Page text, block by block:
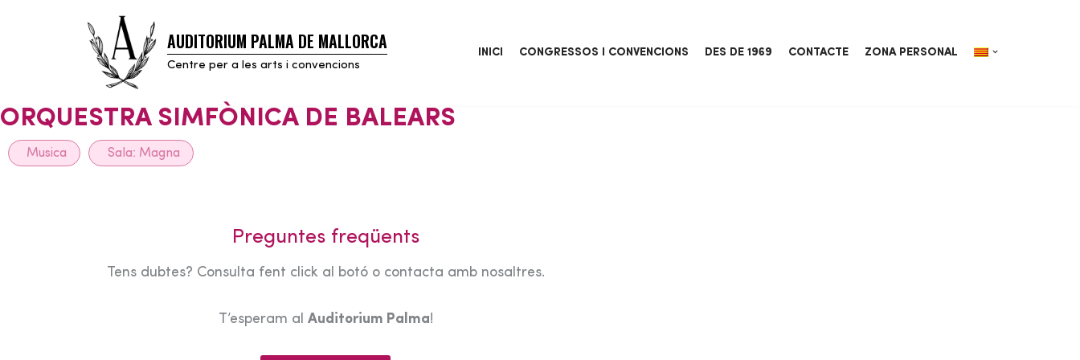
AUDITORIUM PALMA DE MALLORCA
Centre per a les arts i convencions
INICI CONGRESSOS I CONVENCIONS DES DE 1969 CONTACTE ZONA PERSONAL
ORQUESTRA SIMFÒNICA DE BALEARS
Musica Sala: Magna
Preguntes freqüents
Tens dubtes? Consulta fent click al botó o contacta amb nosaltres.
T’esperam al Auditorium Palma!